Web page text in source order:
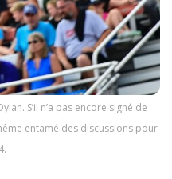
S’il n’a pas encore signé de
entamé des discussions pour